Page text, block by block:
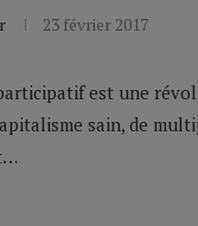
23 février 2017
est une
sain, de